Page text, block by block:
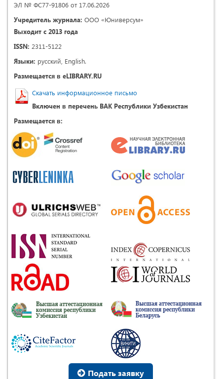
ЭЛ № ФС77-91806 от 17.06.2026
Учредитель журнала: ООО «Юниверсум»
Выходит с 2013 года
ISSN: 2311-5122
Языки: русский, English.
Размещается в eLIBRARY.RU
Скачать информационное письмо
Включен в перечень ВАК Республики Узбекистан
Размещается в:
Подать заявку